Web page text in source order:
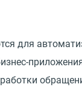
для